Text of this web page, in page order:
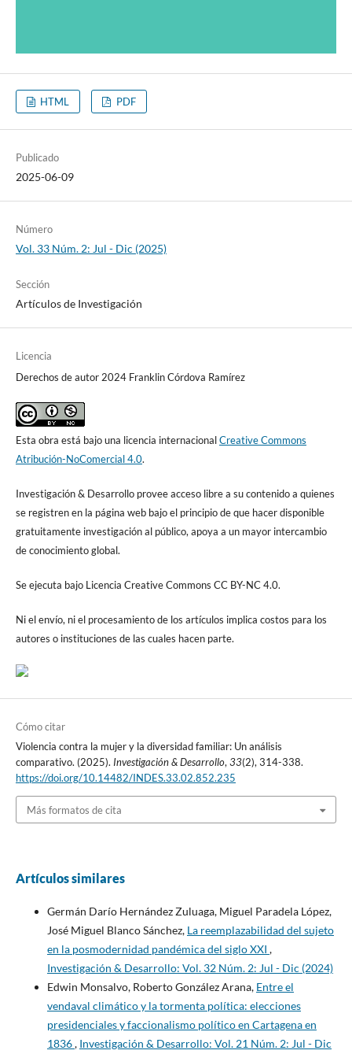
HTML PDF
Publicado
2025-06-09
Número
Vol. 33 Núm. 2: Jul - Dic (2025)
Sección
Artículos de Investigación
Licencia
Derechos de autor 2024 Franklin Córdova Ramírez
Esta obra está bajo una licencia internacionalCreative Commons
Atribución-NoComercial 4.0.
Investigación & Desarrollo provee acceso libre a su contenido a quienes
se registren en la página web bajo el principio de que hacer disponible
gratuitamente investigación al público, apoya a un mayor intercambio
de conocimiento global.
Se ejecuta bajo Licencia Creative Commons CC BY-NC 4.0.
Ni el envío, ni el procesamiento de los artículos implica costos para los
autores o instituciones de las cuales hacen parte.
Cómo citar
Violencia contra la mujer y la diversidad familiar: Un análisis
comparativo. (2025). Investigación & Desarrollo,33(2), 314-338.
https://doi.org/10.14482/INDES.33.02.852.235
Más formatos de cita
Artículos similares
Germán Darío Hernández Zuluaga, Miguel Paradela López,
José Miguel Blanco Sánchez, La reemplazabilidad del sujeto
en la posmodernidad pandémica del siglo XXI ,
Investigación & Desarrollo: Vol. 32 Núm. 2: Jul - Dic (2024)
Edwin Monsalvo, Roberto González Arana, Entre el
vendaval climático y la tormenta política: elecciones
presidenciales y faccionalismo político en Cartagena en
1836, Investigación & Desarrollo: Vol. 21 Núm. 2: Jul - Dic